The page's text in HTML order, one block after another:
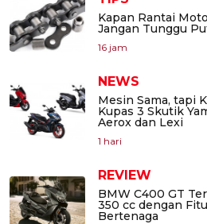
Kapan Rantai
Jangan Tunggu
16 jam
NEWS
Mesin Sama, tapi
Kupas 3 Skutik
Aerox dan Lexi
1 hari
REVIEW
BMW C400 GT
350 cc dengan
Bertenaga